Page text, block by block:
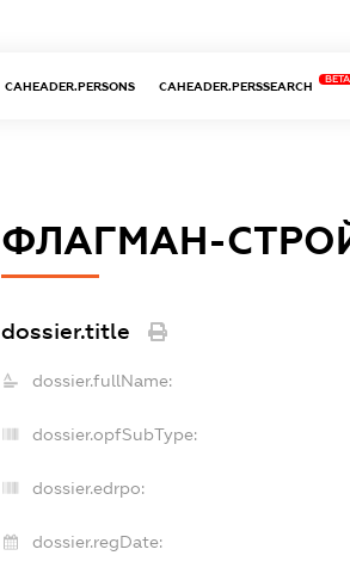
CAHEADER.PERSONS CAHEADER.PERSSEARCH
BETA
ФЛАГМАН-
dossier.title
dossier.fullName:
dossier.opfSubType:
dossier.edrpo:
dossier.regDate: